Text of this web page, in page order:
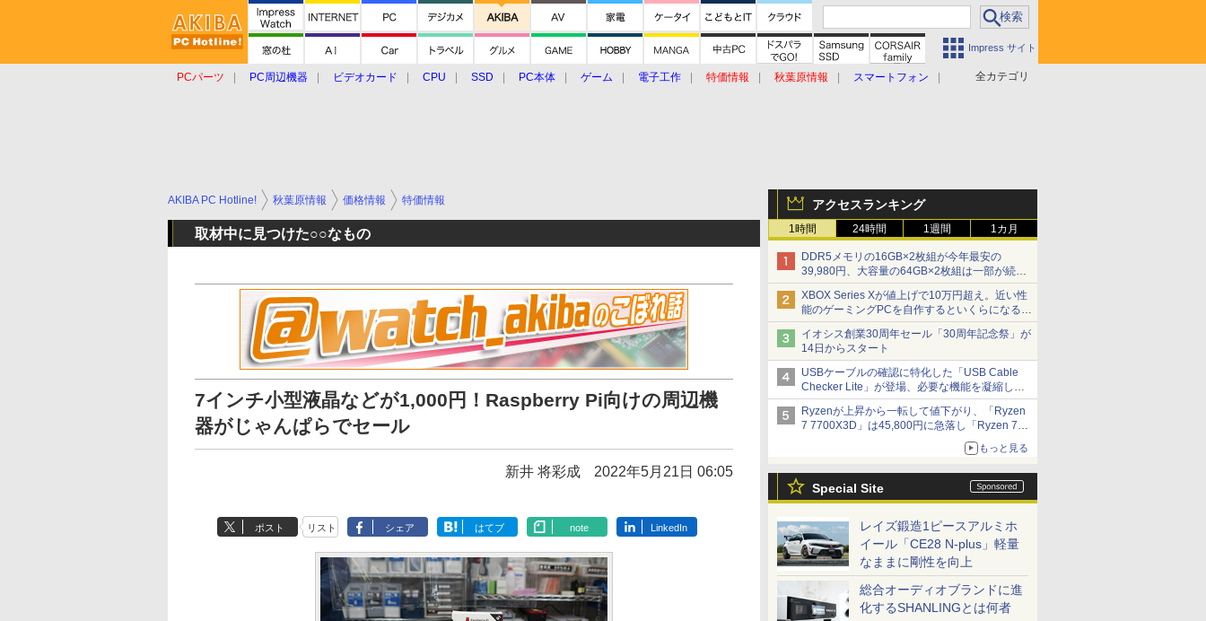
Impress サイト
全カテゴリ
PCパーツ PC周辺機器 ビデオカード CPU SSD PC本体 ゲーム 電子工作 特価情報 秋葉原情報
スマートフォン
アクセスランキング
1時間 24時間 1週間 1カ月
DDR5メモリの16GB×2枚組が今年最安の
39,980円、大容量の64GB×2枚組は一部が続騰
[8月前半のメモリ価格]
XBOX Series Xが値上げで10万円超え。近い性
能のゲーミングPCを自作するといくらになる？
【石田賀津男の『酒の肴にPCゲーム』】
イオシス創業30周年セール「30周年記念祭」が
14日からスタート
USBケーブルの確認に特化した「USB Cable
Checker Lite」が登場、必要な機能を凝縮しコ
ンパクトに 7日発売
Ryzenが上昇から一転して値下がり、「Ryzen
7 7700X3D」は45,800円に急落し「Ryzen 7
7800X3D」との価格逆転解消 [8月前半のCPU
もっと見る
Special Site
レイズ鍛造1ピースアルミホ
イール「CE28 N-plus」軽量
なままに剛性を向上
総合オーディオブランドに進
化するSHANLINGとは何者
AKIBA PC Hotline! 秋葉原情報 価格情報 特価情報
取材中に見つけた○○なもの
7インチ小型液晶などが1,000円！Raspberry Pi向けの周辺機
器がじゃんぱらでセール
新井 将彩成 2022年5月21日 06:05
ポスト リスト シェア はてブ note LinkedIn